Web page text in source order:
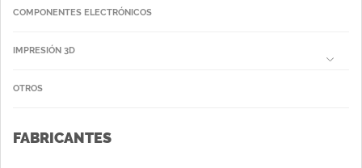
COMPONENTES ELECTRÓNICOS
IMPRESIÓN 3D
OTROS
FABRICANTES